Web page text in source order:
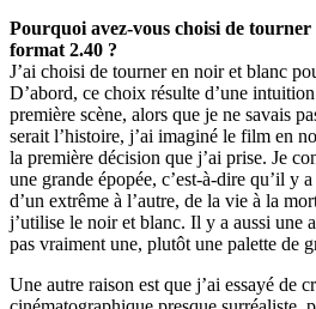
Pourquoi avez-vous choisi de
format 2.40 ?
Jʼai choisi de tourner en noir et blanc
Dʼabord, ce choix résulte dʼune
première scène, alors que je ne savais
serait lʼhistoire, jʼai imaginé le film en
la première décision que jʼai prise. Je
une grande épopée, cʼest-à-dire quʼil y
dʼun extrême à lʼautre, de la vie à la
jʼutilise le noir et blanc. Il y a aussi une
pas vraiment une, plutôt une palette de
Une autre raison est que jʼai essayé de